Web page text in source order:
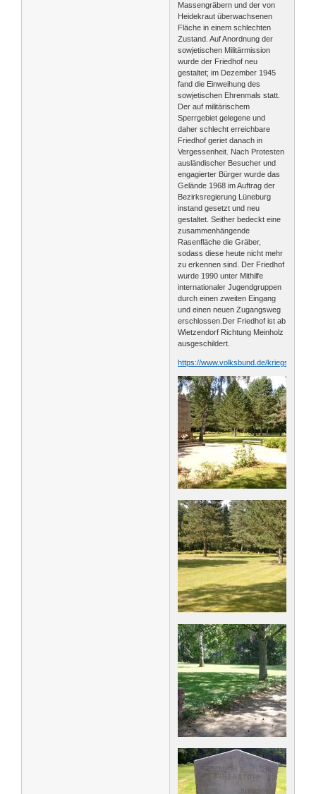
Massengräbern und der von
Heidekraut überwachsenen
Fläche in einem schlechten
Zustand. Auf Anordnung der
sowjetischen Militärmission
wurde der Friedhof neu
gestaltet; im Dezember 1945
fand die Einweihung des
sowjetischen Ehrenmals statt.
Der auf militärischem
Sperrgebiet gelegene und
daher schlecht erreichbare
Friedhof geriet danach in
Vergessenheit. Nach Protesten
ausländischer Besucher und
engagierter Bürger wurde das
Gelände 1968 im Auftrag der
Bezirksregierung Lüneburg
instand gesetzt und neu
gestaltet. Seither bedeckt eine
zusammenhängende
Rasenfläche die Gräber,
sodass diese heute nicht mehr
zu erkennen sind. Der Friedhof
wurde 1990 unter Mithilfe
internationaler Jugendgruppen
durch einen zweiten Eingang
und einen neuen Zugangsweg
erschlossen.Der Friedhof ist ab
Wietzendorf Richtung Meinholz
ausgeschildert.
https://www.volksbund.de/